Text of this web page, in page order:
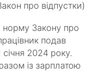
про відпустки)
Закону про
подав
2024 року.
із зарплатою